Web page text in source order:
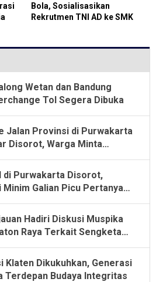
Bola, Sosialisasikan
Rekrutmen TNI AD ke SMK
Wetan dan Bandung
Tol Segera Dibuka
Jalan Provinsi di Purwakarta
Disorot, Warga Minta
di Purwakarta Disorot,
Galian Picu Pertanyaan
Hadiri Diskusi Muspika
Raya Terkait Sengketa
Klaten Dikukuhkan, Generasi
Terdepan Budaya Integritas